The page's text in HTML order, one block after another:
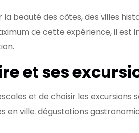
beauté des côtes, des villes
de cette expérience, il est
et ses
et de choisir les excursions
en ville, dégustations